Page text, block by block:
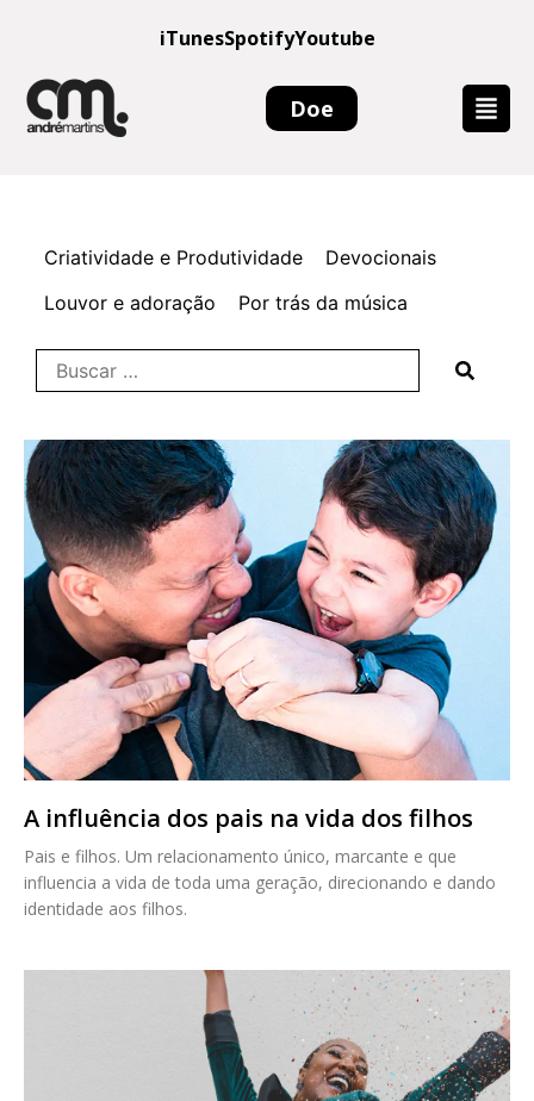
iTunesSpotifyYoutube
Doe
Criatividade e Produtividade
Devocionais
Louvor e adoração
Por trás da música
A influência dos pais na vida dos filhos
Pais e filhos. Um relacionamento único, marcante e que
influencia a vida de toda uma geração, direcionando e dando
identidade aos filhos.